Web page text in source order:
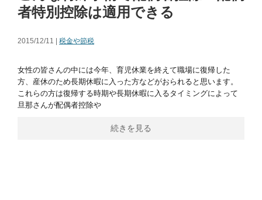
者特別控除は適用できる
2015/12/11 | 税金や節税
女性の皆さんの中には今年、育児休業を終えて職場に復帰した
方、産休のため長期休暇に入った方などがおられると思います。
これらの方は復帰する時期や長期休暇に入るタイミングによって
旦那さんが配偶者控除や
続きを見る